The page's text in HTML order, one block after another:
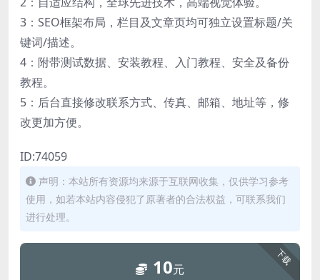
3：SEO框架布局，栏目及文章页均可独立设置标题/关
键词/描述。
4：附带测试数据、安装教程、入门教程、安全及备份
教程。
5：后台直接修改联系方式、传真、邮箱、地址等，修
改更加方便。
ID:74059
声明：本站所有资源均来源于互联网收集，仅供学习参考
使用，如若本站内容侵犯了原著者的合法权益，可联系我们
进行处理。
下载
10元